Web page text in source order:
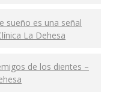
sueño es una señal
La Dehesa
de los dientes –